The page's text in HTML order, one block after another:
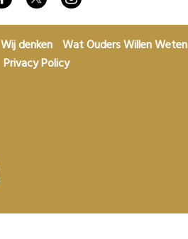
Wij denken Wat Ouders Willen Weten
Privacy Policy